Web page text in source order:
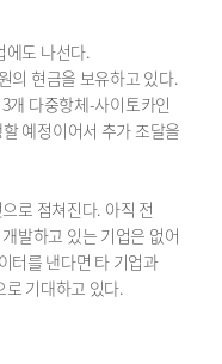
에도 나선다.
의 현금을 보유하고 있다.
개 다중항체-사이토카인
예정이어서 추가 조달을
로 점쳐진다. 아직 전
발하고 있는 기업은 없어
터를 낸다면 타 기업과
기대하고 있다.